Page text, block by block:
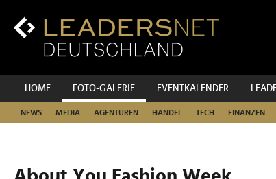
Inhalt
Hauptnavigation
HOME FOTO-GALERIE EVENTKALENDER
NEWS MEDIA AGENTUREN HANDEL TECH FINANZEN